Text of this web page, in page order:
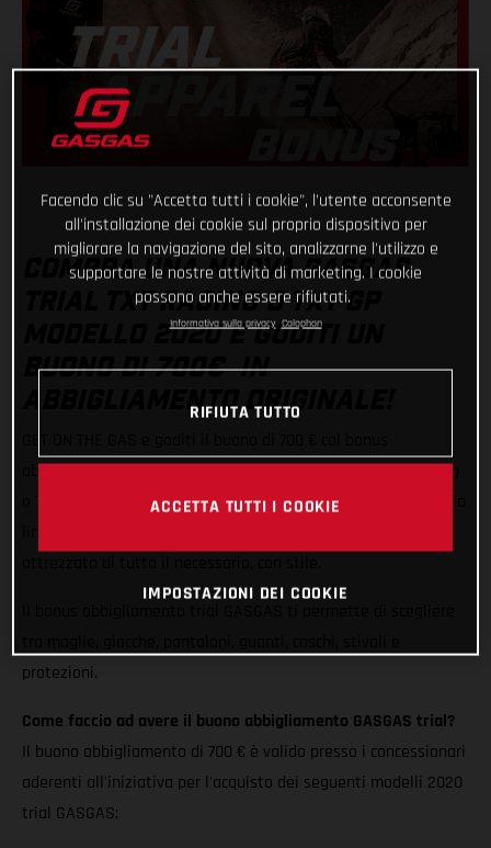
COMPRA UNA NUOVA GASGAS
TRIAL TXT RACING O TXT GP
MODELLO 2020 E GODITI UN
BUONO DI 700€ IN
ABBIGLIAMENTO ORIGINALE!
abbigliamento trial GASGAS! Con l'acquisto di una TXT Racing
o TXT GP modello 2020 puoi scegliere i tuoi capi preferiti tra la
protezioni.
Come faccio ad avere il buono abbigliamento GASGAS trial?
Il buono abbigliamento di 700 € è valido presso i concessionari
aderenti all'iniziativa per l'acquisto dei seguenti modelli 2020
trial GASGAS:
Facendo clic su "Accetta tutti i cookie", l'utente acconsente
all'installazione dei cookie sul proprio dispositivo per
migliorare la navigazione del sito, analizzarne l'utilizzo e
supportare le nostre attività di marketing. I cookie
possono anche essere rifiutati.
Informativa sulla privacy Colophon
RIFIUTA TUTTO
ACCETTA TUTTI I COOKIE
IMPOSTAZIONI DEI COOKIE